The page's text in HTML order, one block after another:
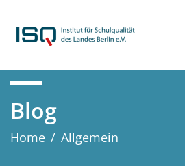
Blog
Home / Allgemein